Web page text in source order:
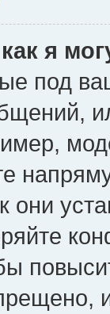
я
под
они